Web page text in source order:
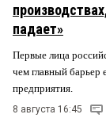
падает»
Первые лица
чем главный барьер
предприятия.
8 августа 16:45